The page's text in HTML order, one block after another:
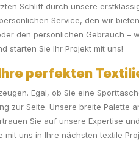
Schliff durch unsere
Service, den wir
den persönlichen Gebrauch
starten Sie Ihr Projekt mit uns!
perfekten
Egal, ob Sie eine
zur Seite. Unsere breite Palette
Sie auf unsere Expertise
uns in Ihre nächsten textile